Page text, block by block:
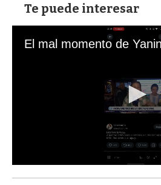
Te puede interesar
s